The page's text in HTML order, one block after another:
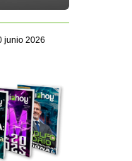
junio 2026